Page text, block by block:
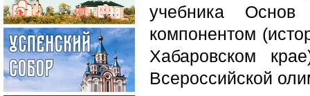
учебника Основ
компонентом
Хабаровском
Всероссийской